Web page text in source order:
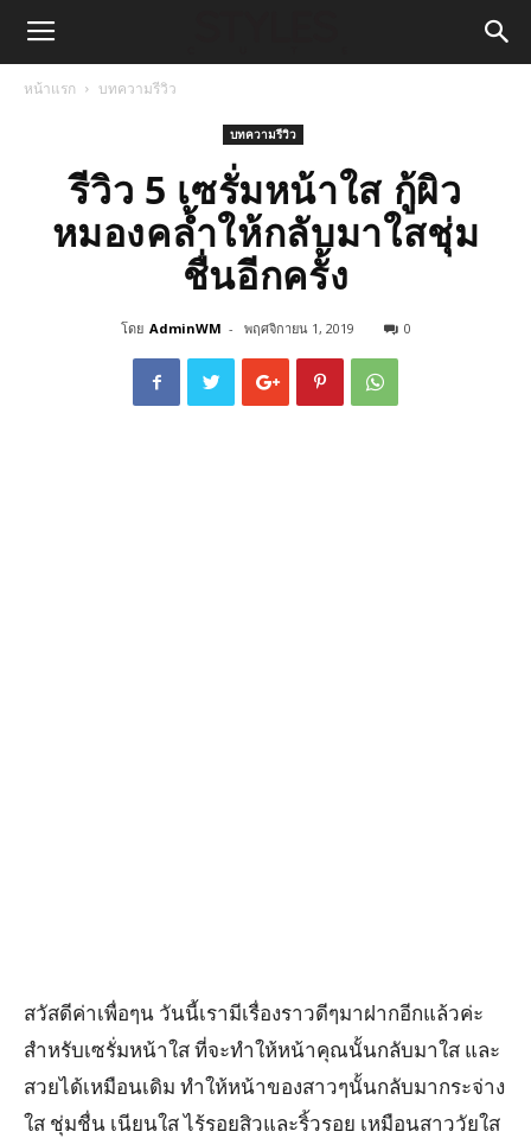
หน้าแรก บทความรีวิว
บทความรีวิว
รีวิว 5 เซรั่มหน้าใส กู้ผิว
หมองคล้ำให้กลับมาใสชุ่ม
ชื่นอีกครั้ง
โดย AdminWM - พฤศจิกายน 1, 2019 0
สวัสดีค่าเพื่อๆน วันนี้เรามีเรื่องราวดีๆมาฝากอีกแล้วค่ะ
สำหรับเซรั่มหน้าใส ที่จะทำให้หน้าคุณนั้นกลับมาใส และ
สวยได้เหมือนเดิม ทำให้หน้าของสาวๆนั้นกลับมากระจ่าง
ใส ชุ่มชื่น เนียนใส ไร้รอยสิวและริ้วรอย เหมือนสาววัยใส